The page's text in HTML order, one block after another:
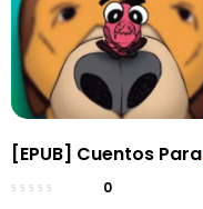
[EPUB] Cuentos Para
soñar con mascotas
0